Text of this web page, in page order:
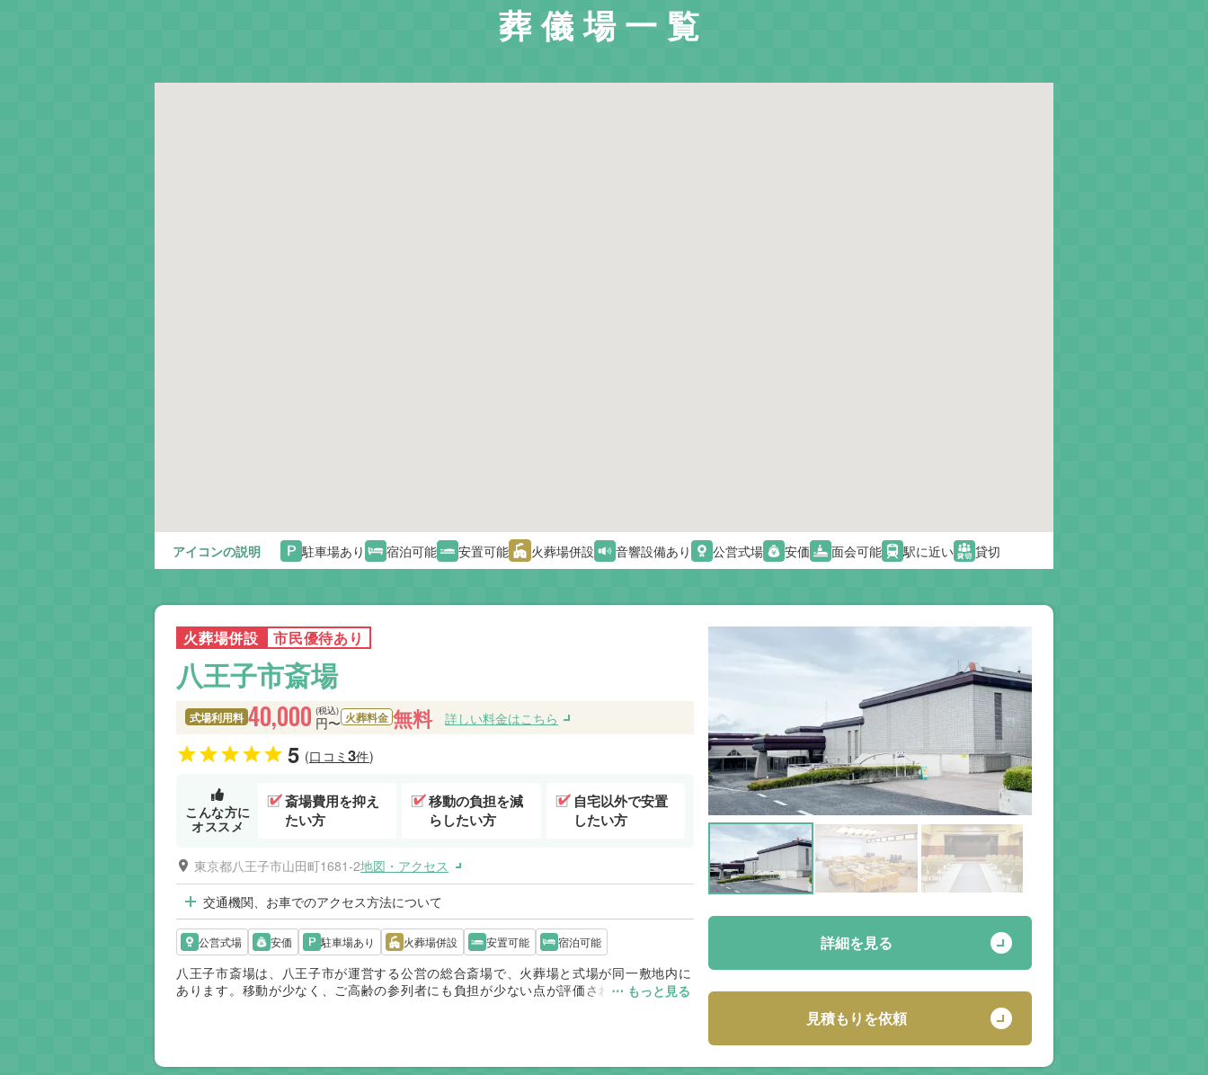
葬儀場一覧
アイコンの説明 駐車場あり 宿泊可能 安置可能 火葬場併設 音響設備あり 公営式場 安価 面会可能 駅に近い 貸切
火葬場併設 市民優待あり
八王子市斎場
式場利用料 (税込)
40,000 円〜 火葬料金 無料 詳しい料金はこちら
5 (口コミ3件)
こんな方に
オススメ
斎場費用を抑え
たい方
移動の負担を減
らしたい方
自宅以外で安置
したい方
東京都八王子市山田町1681-2地図・アクセス
交通機関、お車でのアクセス方法について
公営式場 安価 駐車場あり 火葬場併設 安置可能 宿泊可能
八王子市斎場は、八王子市が運営する公営の総合斎場で、火葬場と式場が同一敷地内に
あります。移動が少なく、ご高齢の参列者にも負担が少ない点が評価されています。公
⋯ もっと見る
詳細を見る
見積もりを依頼